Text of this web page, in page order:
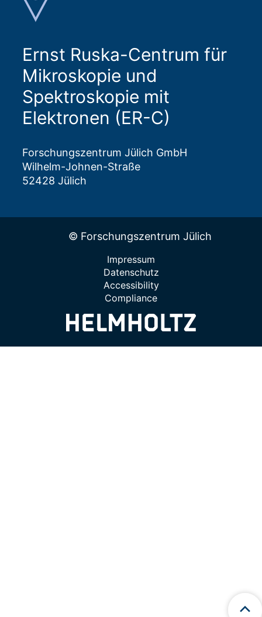
Ernst Ruska-Centrum für
Mikroskopie und
Spektroskopie mit
Elektronen (ER-C)
Forschungszentrum Jülich GmbH
Wilhelm-Johnen-Straße
52428 Jülich
© Forschungszentrum Jülich
Impressum
Datenschutz
Accessibility
Compliance